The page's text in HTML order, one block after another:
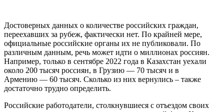
Достоверных данных о количестве российских граждан,
переехавших за рубеж, фактически нет. По крайней мере,
официальные российские органы их не публиковали. По
различным данным, речь может идти о миллионах россиян.
Например, только в сентябре 2022 года в Казахстан уехали
около 200 тысяч россиян, в Грузию — 70 тысяч и в
Армению — 60 тысяч. Сколько из них вернулись – также
достаточно трудно определить.
Российские работодатели, столкнувшиеся с отъездом своих